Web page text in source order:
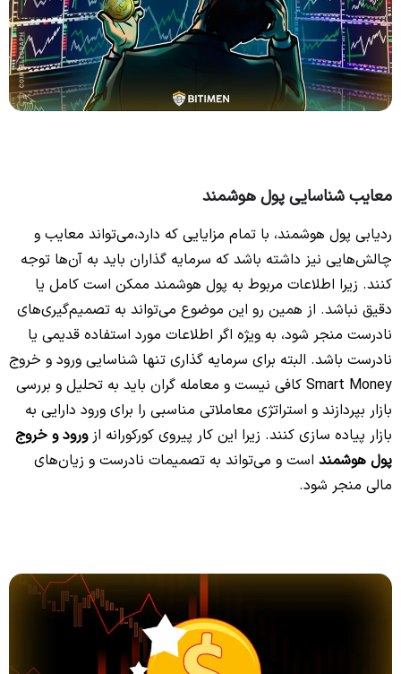
معایب شناسایی پول هوشمند
ردیابی پول هوشمند، با تمام مزایایی که دارد،می‌تواند معایب و
چالش‌هایی نیز داشته باشد که سرمایه گذاران باید به آن‌ها توجه
کنند. زیرا اطلاعات مربوط به پول هوشمند ممکن است کامل یا
دقیق نباشد. از همین رو این موضوع می‌تواند به تصمیم‌گیری‌های
نادرست منجر شود، به ویژه اگر اطلاعات مورد استفاده قدیمی یا
نادرست باشد. البته برای سرمایه گذاری تنها شناسایی ورود و خروج
Smart Money کافی نیست و معامله گران باید به تحلیل و بررسی
بازار بپردازند و استراتژی معاملاتی مناسبی را برای ورود دارایی به
بازار پیاده سازی کنند. زیرا این کار پیروی کورکورانه ازورود و خروج
پول هوشمند است و می‌تواند به تصمیمات نادرست و زیان‌های
مالی منجر شود.